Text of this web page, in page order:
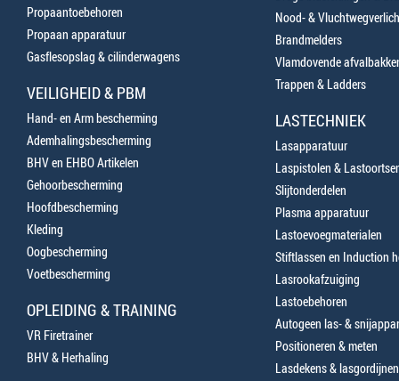
Propaantoebehoren
Propaan apparatuur
Gasflesopslag & cilinderwagens
VEILIGHEID & PBM
Hand- en Arm bescherming
Ademhalingsbescherming
BHV en EHBO Artikelen
Gehoorbescherming
Hoofdbescherming
Kleding
Oogbescherming
Voetbescherming
OPLEIDING & TRAINING
VR Firetrainer
BHV & Herhaling
Nood- &
Brandmelders
Vlamdovende
Trappen & Ladders
LASTECHNIEK
Lasapparatuur
Laspistolen &
Slijtonderdelen
Plasma apparatuur
Lastoevoegmaterialen
Stiftlassen en Induction
Lasrookafzuiging
Lastoebehoren
Autogeen las- &
Positioneren & meten
Lasdekens & lasgordijnen